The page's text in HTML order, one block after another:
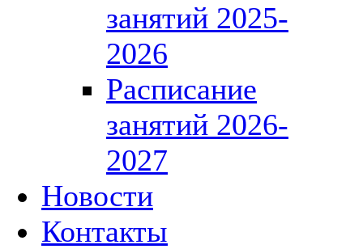
занятий 2025-
2026
Расписание
занятий 2026-
2027
Новости
Контакты